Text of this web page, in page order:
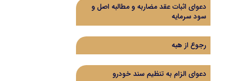
دعوای اثبات عقد مضاربه و مطالبه اصل و
سود سرمایه
رجوع از هبه
دعوای الزام به تنظیم سند خودرو